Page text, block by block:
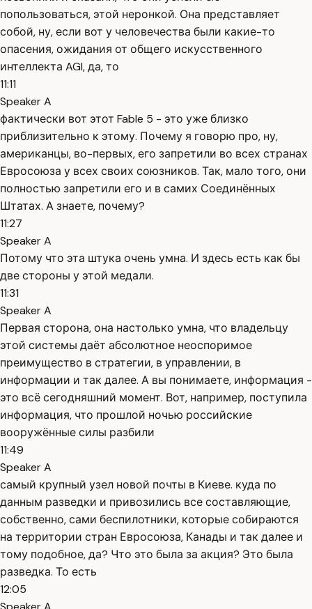
попользоваться, этой неронкой. Она представляет
собой, ну, если вот у человечества были какие-то
опасения, ожидания от общего искусственного
интеллекта AGI, да, то
11:11
Speaker A
фактически вот этот Fable 5 - это уже близко
приблизительно к этому. Почему я говорю про, ну,
американцы, во-первых, его запретили во всех странах
Евросоюза у всех своих союзников. Так, мало того, они
полностью запретили его и в самих Соединённых
Штатах. А знаете, почему?
11:27
Speaker A
Потому что эта штука очень умна. И здесь есть как бы
две стороны у этой медали.
11:31
Speaker A
Первая сторона, она настолько умна, что владельцу
этой системы даёт абсолютное неоспоримое
преимущество в стратегии, в управлении, в
информации и так далее. А вы понимаете, информация -
это всё сегодняшний момент. Вот, например, поступила
информация, что прошлой ночью российские
вооружённые силы разбили
11:49
Speaker A
самый крупный узел новой почты в Киеве. куда по
данным разведки и привозились все составляющие,
собственно, сами беспилотники, которые собираются
на территории стран Евросоюза, Канады и так далее и
тому подобное, да? Что это была за акция? Это была
разведка. То есть
12:05